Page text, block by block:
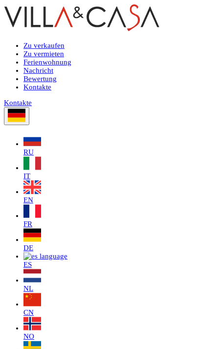
Zu verkaufen
Zu vermieten
Ferienwohnung
Nachricht
Bewertung
Kontakte
Kontakte
RU
IT
EN
FR
DE
ES
NL
CN
NO